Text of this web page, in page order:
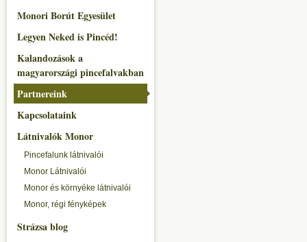
Monori Borút Egyesület
Legyen Neked is Pincéd!
Kalandozások a
magyarországi pincefalvakban
Partnereink
Kapcsolataink
Látnivalók Monor
Pincefalunk látnivalói
Monor Látnivalói
Monor és környéke látnivalói
Monor, régi fényképek
Strázsa blog